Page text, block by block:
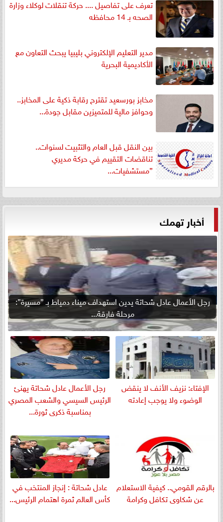
تعرف على تفاصيل .... حركة تنقلات لوكلاء وزارة
الصحه بـ 14 محافظه
مدير التعليم الإلكتروني بليبيا يبحث التعاون مع
الأكاديمية البحرية
مخابز بورسعيد تقترح رقابة ذكية على المخابز..
وحوافز مالية للمتميزين مقابل جودة...
بين النقل قبل العام والتثبيت لسنوات..
تناقضات التقييم في حركة مديري
”مستشفيات...
أخبار تهمك
رجل الأعمال عادل شحاتة يدين استهداف ميناء دمياط بـ ”مسيرة”:
مرحلة فارقة...
الإفتاء: نزيف الأنف لا ينقض
الوضوء ولا يوجب إعادته
رجل الأعمال عادل شحاتة يهنئ
الرئيس السيسي والشعب المصري
بمناسبة ذكرى ثورة...
بالرقم القومي.. كيفية الاستعلام
عن شكاوى تكافل وكرامة
عادل شحاتة : إنجاز المنتخب في
كأس العالم ثمرة اهتمام الرئيس...